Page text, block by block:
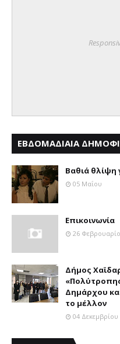
ΕΒΔΟΜΑΔΙΑΙΑ
Βαθιά θλίψη
05 Μαΐου
Επικοινωνία
26
Δήμος
Δημάρχου
το μέλλον
04 Δεκεμβρίου